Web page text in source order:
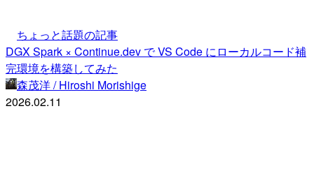
ちょっと話題の記事
DGX Spark × Continue.dev で VS Code にローカルコード補
完環境を構築してみた
森茂洋 / Hiroshi Morishige
2026.02.11